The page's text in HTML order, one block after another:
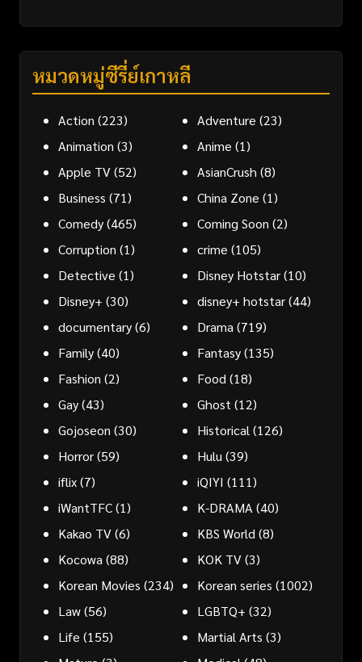
หมวดหมู่ซีรี่ย์เกาหลี
Action (223) Adventure (23)
Animation (3) Anime (1)
Apple TV(52) AsianCrush (8)
Business (71) China Zone (1)
Comedy(465) Coming Soon (2)
Corruption (1) crime (105)
Detective (1) Disney Hotstar(10)
Disney+ (30) disney+ hotstar(44)
documentary(6) Drama (719)
Family(40) Fantasy(135)
Fashion (2) Food (18)
Gay(43) Ghost (12)
Gojoseon (30) Historical (126)
Horror(59) Hulu (39)
iflix(7) iQIYI (111)
iWantTFC(1) K-DRAMA (40)
Kakao TV(6) KBS World (8)
Kocowa (88) KOK TV(3)
Korean Movies (234) Korean series (1002)
Law(56) LGBTQ+ (32)
Life (155) Martial Arts (3)